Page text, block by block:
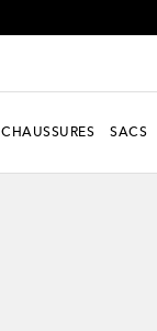
CHAUSSURES SACS